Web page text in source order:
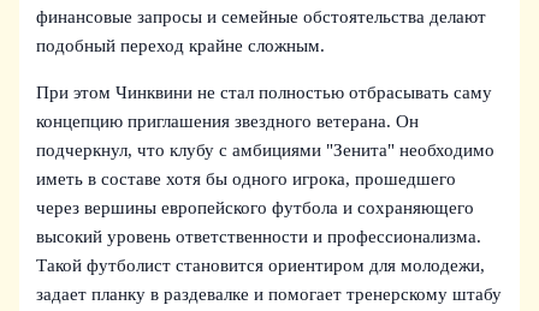
финансовые запросы и семейные обстоятельства делают
подобный переход крайне сложным.
При этом Чинквини не стал полностью отбрасывать саму
концепцию приглашения звездного ветерана. Он
подчеркнул, что клубу с амбициями "Зенита" необходимо
иметь в составе хотя бы одного игрока, прошедшего
через вершины европейского футбола и сохраняющего
высокий уровень ответственности и профессионализма.
Такой футболист становится ориентиром для молодежи,
задает планку в раздевалке и помогает тренерскому штабу